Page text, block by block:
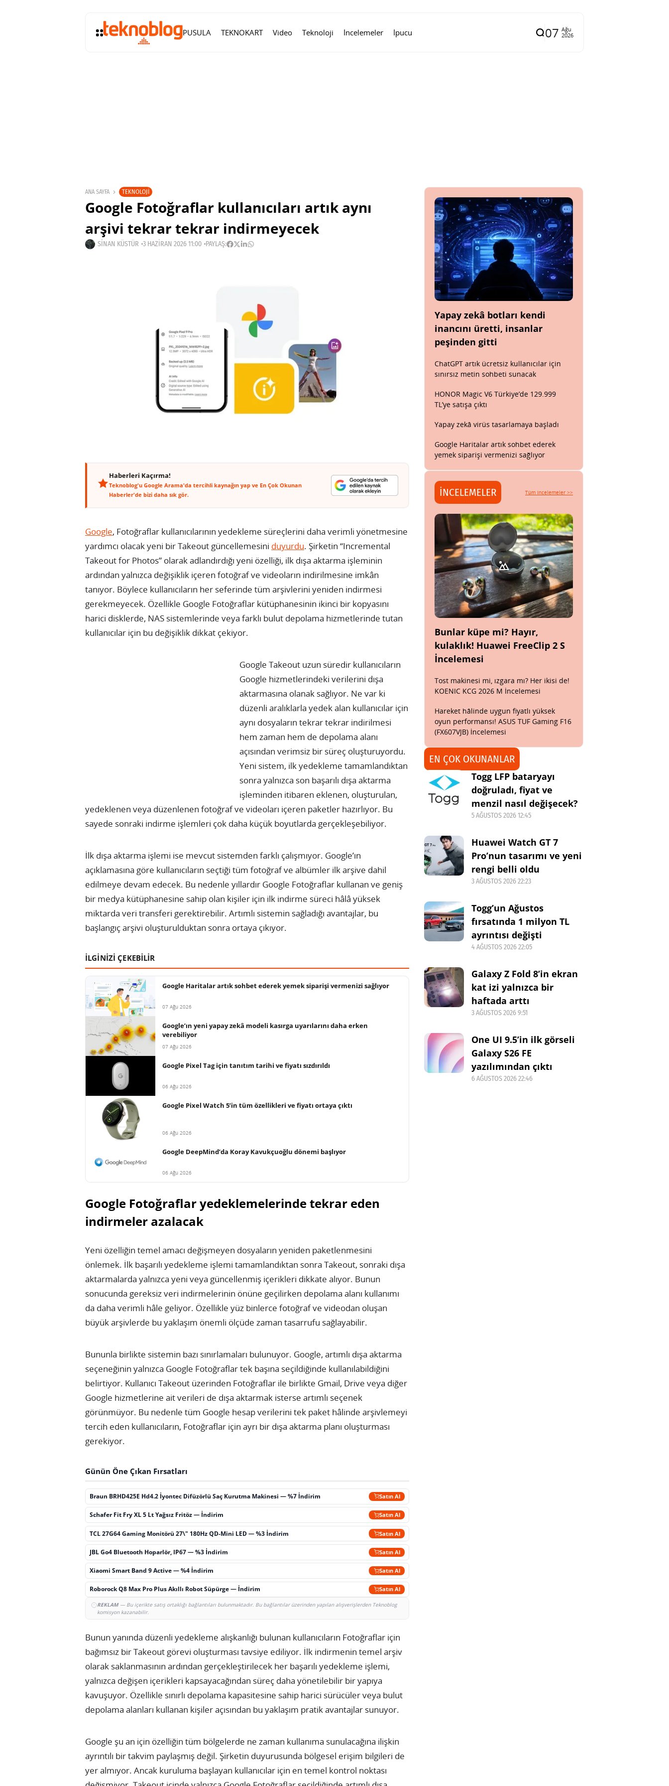
PUSULA TEKNOKART Video Teknoloji İncelemeler İpucu 07 Ağu
2026
ANA SAYFA TEKNOLOJI
Google Fotoğraflar kullanıcıları artık aynı
arşivi tekrar tekrar indirmeyecek
SINAN KÜSTÜR 3 HAZIRAN 2026 11:00 PAYLAŞ:
Haberleri Kaçırma!
Teknoblog'u Google Arama'da tercihli kaynağın yap ve En Çok Okunan
Haberler'de bizi daha sık gör.
Google, Fotoğraflar kullanıcılarının yedekleme süreçlerini daha verimli yönetmesine
yardımcı olacak yeni bir Takeout güncellemesini duyurdu. Şirketin “Incremental
Takeout for Photos” olarak adlandırdığı yeni özelliği, ilk dışa aktarma işleminin
ardından yalnızca değişiklik içeren fotoğraf ve videoların indirilmesine imkân
tanıyor. Böylece kullanıcıların her seferinde tüm arşivlerini yeniden indirmesi
gerekmeyecek. Özellikle Google Fotoğraflar kütüphanesinin ikinci bir kopyasını
harici disklerde, NAS sistemlerinde veya farklı bulut depolama hizmetlerinde tutan
kullanıcılar için bu değişiklik dikkat çekiyor.
Google Takeout uzun süredir kullanıcıların
Google hizmetlerindeki verilerini dışa
aktarmasına olanak sağlıyor. Ne var ki
düzenli aralıklarla yedek alan kullanıcılar için
aynı dosyaların tekrar tekrar indirilmesi
hem zaman hem de depolama alanı
açısından verimsiz bir süreç oluşturuyordu.
Yeni sistem, ilk yedekleme tamamlandıktan
sonra yalnızca son başarılı dışa aktarma
işleminden itibaren eklenen, oluşturulan,
yedeklenen veya düzenlenen fotoğraf ve videoları içeren paketler hazırlıyor. Bu
sayede sonraki indirme işlemleri çok daha küçük boyutlarda gerçekleşebiliyor.
İlk dışa aktarma işlemi ise mevcut sistemden farklı çalışmıyor. Google’ın
açıklamasına göre kullanıcıların seçtiği tüm fotoğraf ve albümler ilk arşive dahil
edilmeye devam edecek. Bu nedenle yıllardır Google Fotoğraflar kullanan ve geniş
bir medya kütüphanesine sahip olan kişiler için ilk indirme süreci hâlâ yüksek
miktarda veri transferi gerektirebilir. Artımlı sistemin sağladığı avantajlar, bu
başlangıç arşivi oluşturulduktan sonra ortaya çıkıyor.
İLGİNİZİ ÇEKEBİLİR
Google Haritalar artık sohbet ederek yemek siparişi vermenizi sağlıyor
07 Ağu 2026
Google’ın yeni yapay zekâ modeli kasırga uyarılarını daha erken
verebiliyor
07 Ağu 2026
Google Pixel Tag için tanıtım tarihi ve fiyatı sızdırıldı
06 Ağu 2026
Google Pixel Watch 5’in tüm özellikleri ve fiyatı ortaya çıktı
06 Ağu 2026
Google DeepMind’da Koray Kavukçuoğlu dönemi başlıyor
06 Ağu 2026
Google Fotoğraflar yedeklemelerinde tekrar eden
indirmeler azalacak
Yeni özelliğin temel amacı değişmeyen dosyaların yeniden paketlenmesini
önlemek. İlk başarılı yedekleme işlemi tamamlandıktan sonra Takeout, sonraki dışa
aktarmalarda yalnızca yeni veya güncellenmiş içerikleri dikkate alıyor. Bunun
sonucunda gereksiz veri indirmelerinin önüne geçilirken depolama alanı kullanımı
da daha verimli hâle geliyor. Özellikle yüz binlerce fotoğraf ve videodan oluşan
büyük arşivlerde bu yaklaşım önemli ölçüde zaman tasarrufu sağlayabilir.
Bununla birlikte sistemin bazı sınırlamaları bulunuyor. Google, artımlı dışa aktarma
seçeneğinin yalnızca Google Fotoğraflar tek başına seçildiğinde kullanılabildiğini
belirtiyor. Kullanıcı Takeout üzerinden Fotoğraflar ile birlikte Gmail, Drive veya diğer
Google hizmetlerine ait verileri de dışa aktarmak isterse artımlı seçenek
görünmüyor. Bu nedenle tüm Google hesap verilerini tek paket hâlinde arşivlemeyi
tercih eden kullanıcıların, Fotoğraflar için ayrı bir dışa aktarma planı oluşturması
gerekiyor.
Günün Öne Çıkan Fırsatları
Braun BRHD425E Hd4.2 İyontec Difüzörlü Saç Kurutma Makinesi — %7 İndirim Satın Al
Schafer Fit Fry XL 5 Lt Yağsız Fritöz — İndirim Satın Al
TCL 27G64 Gaming Monitörü 27\" 180Hz QD-Mini LED — %3 İndirim Satın Al
JBL Go4 Bluetooth Hoparlör, IP67 — %3 İndirim Satın Al
Xiaomi Smart Band 9 Active — %4 İndirim Satın Al
Roborock Q8 Max Pro Plus Akıllı Robot Süpürge — İndirim Satın Al
REKLAM— Bu içerikte satış ortaklığı bağlantıları bulunmaktadır. Bu bağlantılar üzerinden yapılan alışverişlerden Teknoblog
komisyon kazanabilir.
Bunun yanında düzenli yedekleme alışkanlığı bulunan kullanıcıların Fotoğraflar için
bağımsız bir Takeout görevi oluşturması tavsiye ediliyor. İlk indirmenin temel arşiv
olarak saklanmasının ardından gerçekleştirilecek her başarılı yedekleme işlemi,
yalnızca değişen içerikleri kapsayacağından süreç daha yönetilebilir bir yapıya
kavuşuyor. Özellikle sınırlı depolama kapasitesine sahip harici sürücüler veya bulut
depolama alanları kullanan kişiler açısından bu yaklaşım pratik avantajlar sunuyor.
Google şu an için özelliğin tüm bölgelerde ne zaman kullanıma sunulacağına ilişkin
ayrıntılı bir takvim paylaşmış değil. Şirketin duyurusunda bölgesel erişim bilgileri de
yer almıyor. Ancak kuruluma başlayan kullanıcılar için en temel kontrol noktası
Yapay zekâ botları kendi
inancını üretti, insanlar
peşinden gitti
ChatGPT artık ücretsiz kullanıcılar için
sınırsız metin sohbeti sunacak
HONOR Magic V6 Türkiye’de 129.999
TL’ye satışa çıktı
Yapay zekâ virüs tasarlamaya başladı
Google Haritalar artık sohbet ederek
yemek siparişi vermenizi sağlıyor
İNCELEMELER Tüm incelemeler >>
Bunlar küpe mi? Hayır,
kulaklık! Huawei FreeClip 2 S
İncelemesi
Tost makinesi mi, ızgara mı? Her ikisi de!
KOENIC KCG 2026 M İncelemesi
Hareket hâlinde uygun fiyatlı yüksek
oyun performansı! ASUS TUF Gaming F16
(FX607VJB) İncelemesi
EN ÇOK OKUNANLAR
Togg LFP bataryayı
doğruladı, fiyat ve
menzil nasıl değişecek?
5 AĞUSTOS 2026 12:45
Huawei Watch GT 7
Pro’nun tasarımı ve yeni
rengi belli oldu
3 AĞUSTOS 2026 22:23
Togg’un Ağustos
fırsatında 1 milyon TL
ayrıntısı değişti
4 AĞUSTOS 2026 22:05
Galaxy Z Fold 8’in ekran
kat izi yalnızca bir
haftada arttı
3 AĞUSTOS 2026 9:51
One UI 9.5’in ilk görseli
Galaxy S26 FE
yazılımından çıktı
6 AĞUSTOS 2026 22:46